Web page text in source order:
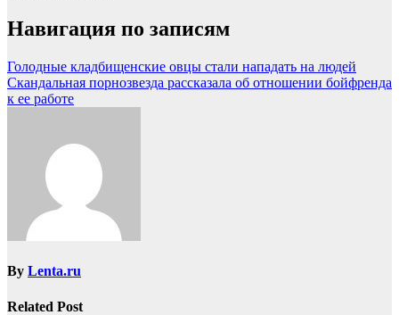
Навигация по записям
Голодные кладбищенские овцы стали нападать на людей
Скандальная порнозвезда рассказала об отношении бойфренда
к ее работе
By Lenta.ru
Related Post